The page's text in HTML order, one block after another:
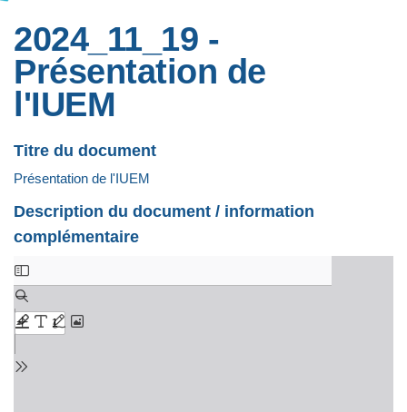
2024_11_19 -
Présentation de
l'IUEM
Titre du document
Présentation de l'IUEM
Description du document / information
complémentaire